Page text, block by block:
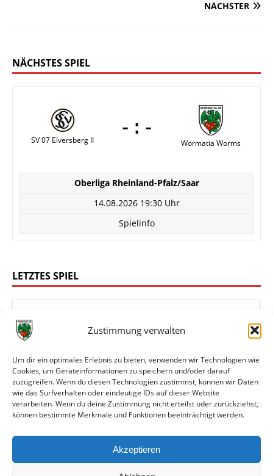
Zustimmung verwalten
Um dir ein optimales Erlebnis zu bieten, verwenden wir Technologien wie
Cookies, um Geräteinformationen zu speichern und/oder darauf
zuzugreifen. Wenn du diesen Technologien zustimmst, können wir Daten
wie das Surfverhalten oder eindeutige IDs auf dieser Website
verarbeiten. Wenn du deine Zustimmung nicht erteilst oder zurückziehst,
können bestimmte Merkmale und Funktionen beeinträchtigt werden.
Akzeptieren
NÄCHSTER
NÄCHSTES SPIEL
SV 07 Elversberg II
-:-
Wormatia Worms
Oberliga Rheinland-Pfalz/Saar
14.08.2026 19:30 Uhr
Spielinfo
LETZTES SPIEL
Wormatia Worms
4:0
Oberliga Rheinland-Pfalz/Saar
08.08.2026 14:00 Uhr
Spielinfo